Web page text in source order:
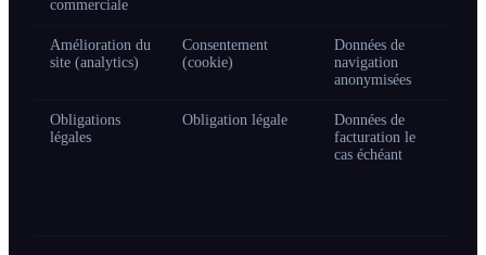
commerciale
Amélioration du
site (analytics)
Consentement
(cookie)
Données de
navigation
anonymisées
Obligations
légales
Obligation légale
Données de
facturation le
cas échéant